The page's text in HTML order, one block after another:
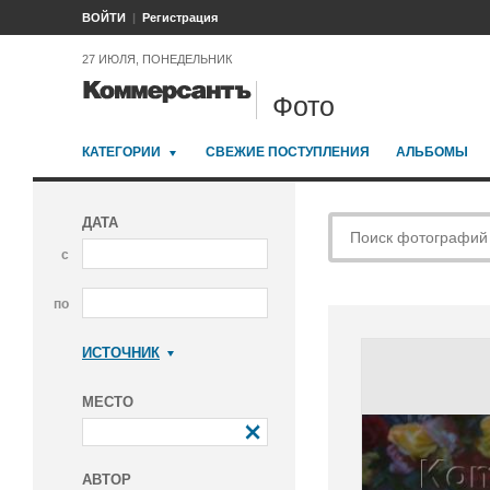
ВОЙТИ Регистрация
27 ИЮЛЯ, ПОНЕДЕЛЬНИК
Фото
КАТЕГОРИИ СВЕЖИЕ ПОСТУПЛЕНИЯ АЛЬБОМЫ
ДАТА
с
по
ИСТОЧНИК
МЕСТО
АВТОР